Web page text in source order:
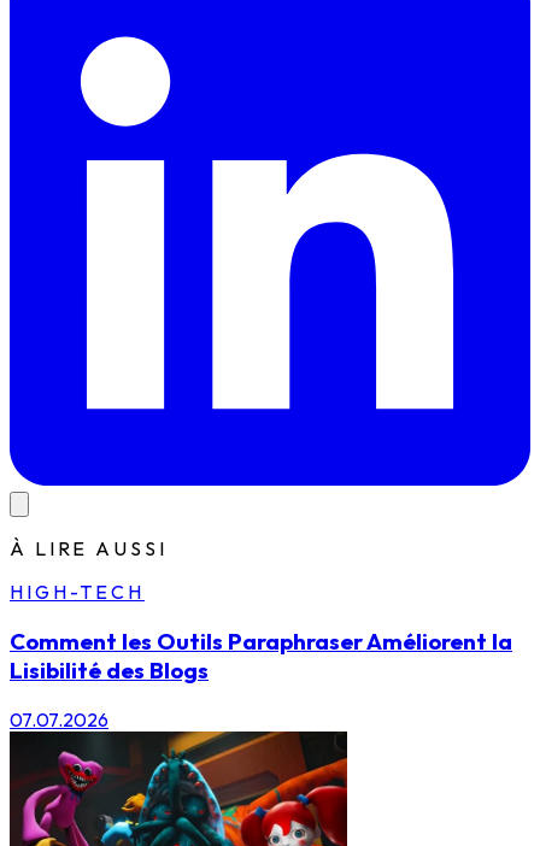
À LIRE AUSSI
HIGH-TECH
Comment les Outils Paraphraser Améliorent la
Lisibilité des Blogs
07.07.2026